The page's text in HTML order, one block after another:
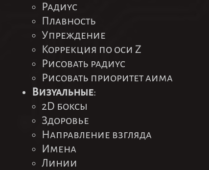
Радиус
Плавность
Упреждение
Коррекция по оси Z
Рисовать радиус
Рисовать приоритет аима
Визуальные:
2D боксы
Здоровье
Направление взгляда
Имена
Линии